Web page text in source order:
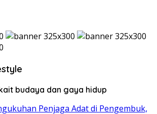
budaya dan gaya hidup